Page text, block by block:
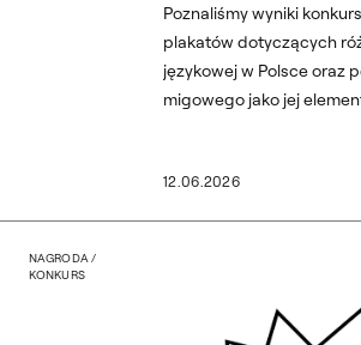
Poznaliśmy wyniki
plakatów dotyczących
językowej w Polsce oraz
migowego jako jej
Do konkursu,
Wydziale Grafiki ASP,
prac. Jury wyłoniło
wyróżnienia za
12.06.2026
„Pocztówka dla
NAGRODA /
KONKURS